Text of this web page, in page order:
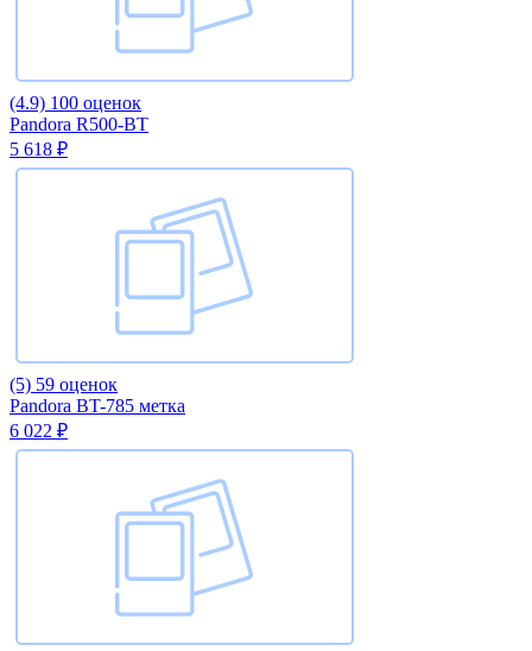
(4.9) 100 оценок
Pandora R500-BT
5 618 ₽
(5) 59 оценок
Pandora BT-785 метка
6 022 ₽